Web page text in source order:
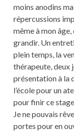
moins anodins
répercussions
même à mon
grandir. Un
plein temps, la
thérapeute, deux
présentation à la
l’école pour un
pour finir ce
Je ne pouvais
portes pour en